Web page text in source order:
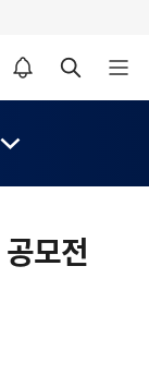
알림설정 바로가기 검색 바로가기 메뉴 열기
모전